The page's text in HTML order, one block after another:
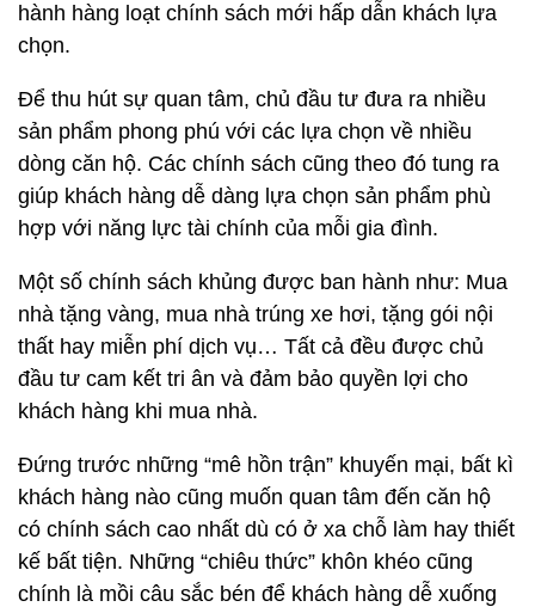
hành hàng loạt chính sách mới hấp dẫn khách lựa
chọn.
Để thu hút sự quan tâm, chủ đầu tư đưa ra nhiều
sản phẩm phong phú với các lựa chọn về nhiều
dòng căn hộ. Các chính sách cũng theo đó tung ra
giúp khách hàng dễ dàng lựa chọn sản phẩm phù
hợp với năng lực tài chính của mỗi gia đình.
Một số chính sách khủng được ban hành như: Mua
nhà tặng vàng, mua nhà trúng xe hơi, tặng gói nội
thất hay miễn phí dịch vụ… Tất cả đều được chủ
đầu tư cam kết tri ân và đảm bảo quyền lợi cho
khách hàng khi mua nhà.
Đứng trước những “mê hồn trận” khuyến mại, bất kì
khách hàng nào cũng muốn quan tâm đến căn hộ
có chính sách cao nhất dù có ở xa chỗ làm hay thiết
kế bất tiện. Những “chiêu thức” khôn khéo cũng
chính là mồi câu sắc bén để khách hàng dễ xuống